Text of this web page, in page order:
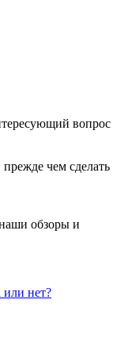
вопрос
чем сделать
обзоры и
нет?